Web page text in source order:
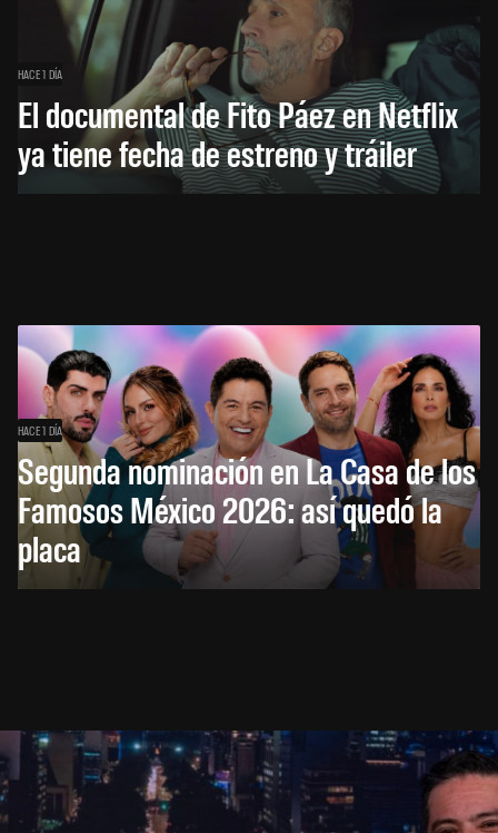
HACE 1 DÍA
El documental de Fito Páez en Netflix
ya tiene fecha de estreno y tráiler
HACE 1 DÍA
Segunda nominación en La Casa de los
Famosos México 2026: así quedó la
placa